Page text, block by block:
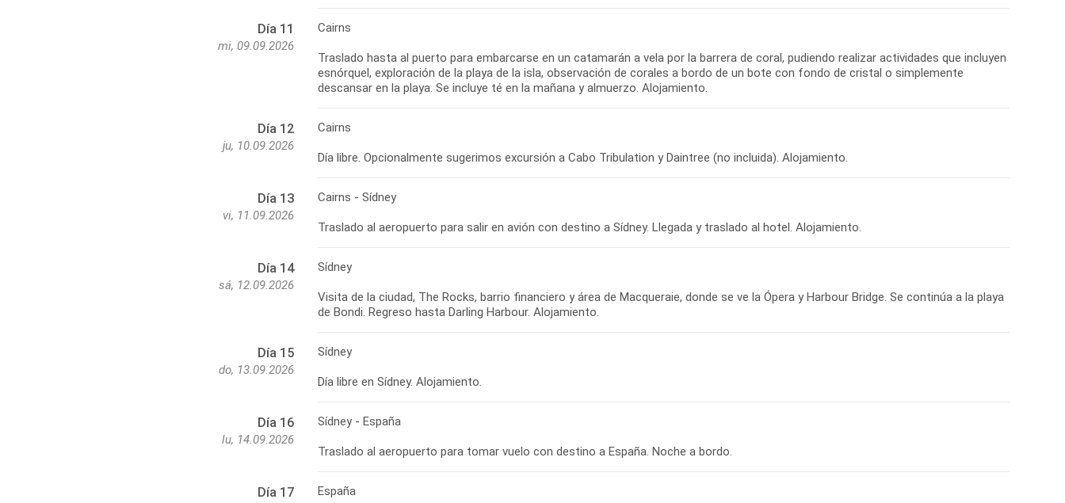
Día 11
mi, 09.09.2026
Cairns
Traslado hasta al puerto para embarcarse en un catamarán a vela por la barrera de coral, pudiendo realizar actividades que incluyen
esnórquel, exploración de la playa de la isla, observación de corales a bordo de un bote con fondo de cristal o simplemente
Día 12
ju, 10.09.2026
Cairns
Día 13
vi, 11.09.2026
Cairns - Sídney
Día 14
sá, 12.09.2026
Sídney
Visita de la ciudad, The Rocks, barrio financiero y área de Macqueraie, donde se ve la Ópera y Harbour Bridge. Se continúa a la playa
Día 15
do, 13.09.2026
Sídney
Día 16
lu, 14.09.2026
Sídney - España
Día 17 España